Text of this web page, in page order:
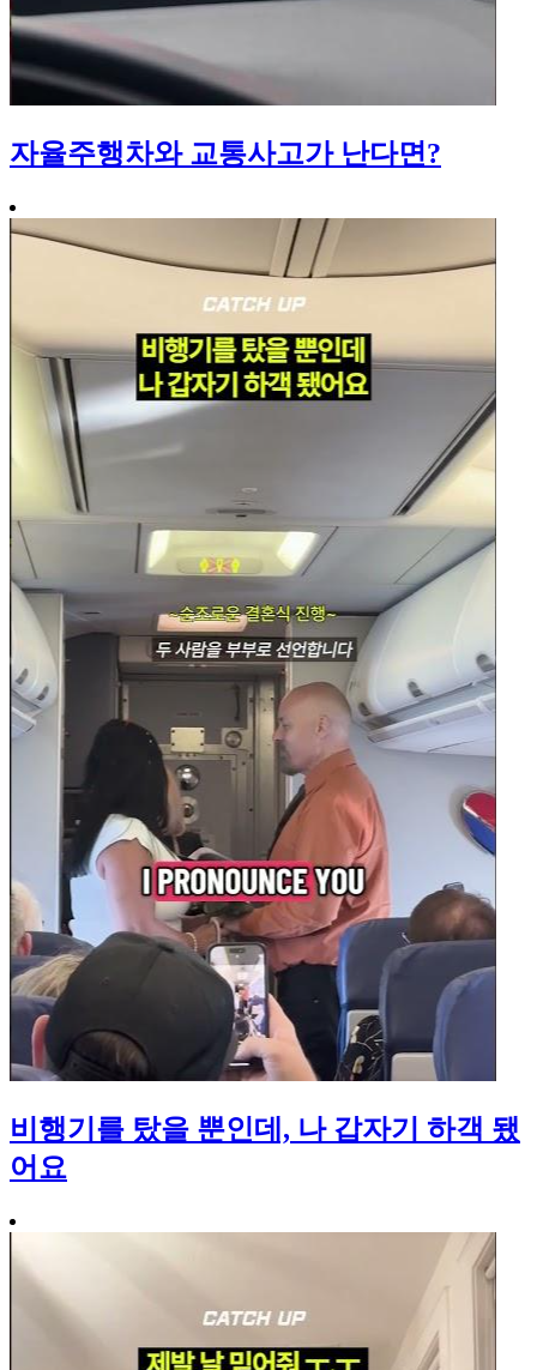
자율주행차와 교통사고가 난다면?
비행기를 탔을 뿐인데, 나 갑자기 하객 됐
어요